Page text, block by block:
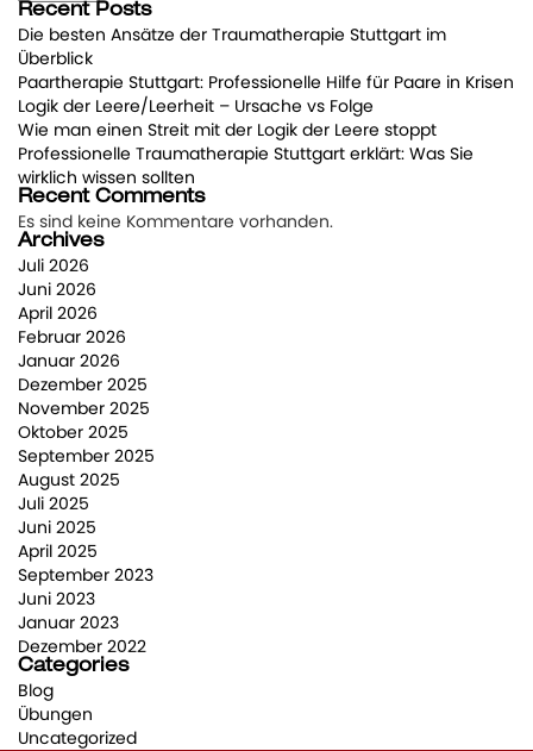
Recent Posts
Die besten Ansätze der Traumatherapie Stuttgart im
Überblick
Paartherapie Stuttgart: Professionelle Hilfe für Paare in Krisen
Logik der Leere/Leerheit – Ursache vs Folge
Wie man einen Streit mit der Logik der Leere stoppt
Professionelle Traumatherapie Stuttgart erklärt: Was Sie
wirklich wissen sollten
Recent Comments
Es sind keine Kommentare vorhanden.
Archives
Juli 2026
Juni 2026
April 2026
Februar 2026
Januar 2026
Dezember 2025
November 2025
Oktober 2025
September 2025
August 2025
Juli 2025
Juni 2025
April 2025
September 2023
Juni 2023
Januar 2023
Dezember 2022
Categories
Blog
Übungen
Uncategorized